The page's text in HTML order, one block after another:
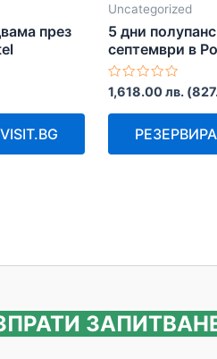
през
Uncategorized
5 дни
септември в
Оценено
с
0
1,618.00лв. (